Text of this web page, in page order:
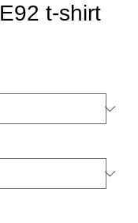
t-shirt